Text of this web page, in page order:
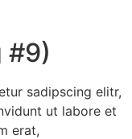
#9)
sadipscing elitr,
ut labore et
erat,